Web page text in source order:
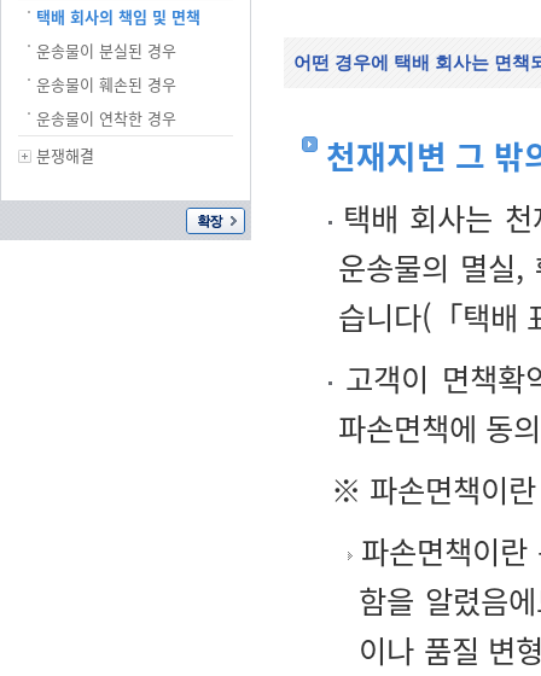
택배 회사의 책임 및 면책
운송물이 분실된 경우
운송물이 훼손된 경우
운송물이 연착한 경우
분쟁해결
어떤 경우에 택배 회사는 면책
천재지변 그 밖
택배 회사는
운송물의 멸실,
습니다(「택배
고객이 면책확
파손면책에 동
※ 파손면책이란
파손면책이
함을 알렸음
이나 품질 변